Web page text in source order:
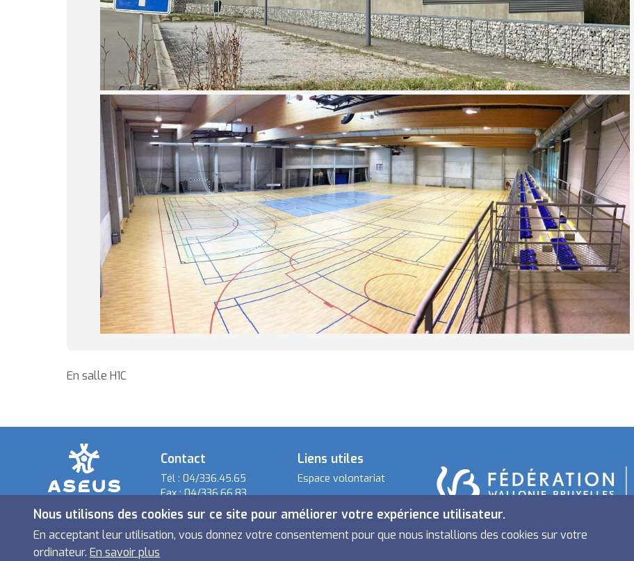
En salle H1C
Social
Contact
Tél : 04/336.45.65
Fax :04/336.66.83
info@aseus.be
Liens utiles
Espace volontariat
Nous utilisons des cookies sur ce site pour améliorer votre expérience utilisateur.
En acceptant leur utilisation, vous donnez votre consentement pour que nous installions des cookies sur votre
ordinateur. En savoir plus